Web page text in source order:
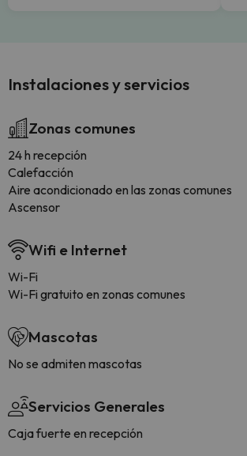
Instalaciones y servicios
Zonas comunes
24 h recepción
Calefacción
Aire acondicionado en las zonas comunes
Ascensor
Wifi e Internet
Wi-Fi
Wi-Fi gratuito en zonas comunes
Mascotas
No se admiten mascotas
Servicios Generales
Caja fuerte en recepción